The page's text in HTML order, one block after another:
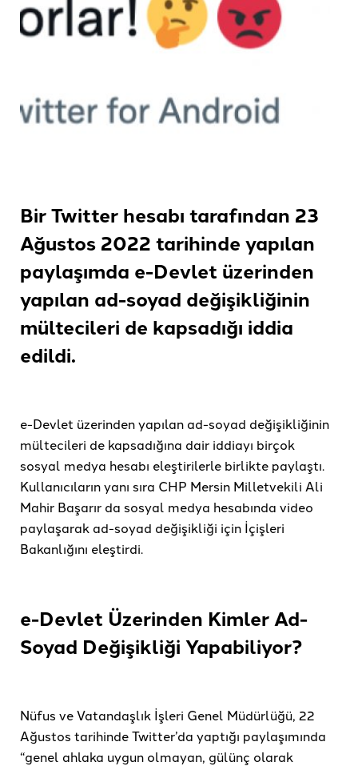
Bir Twitter hesabı tarafından 23
Ağustos 2022 tarihinde yapılan
paylaşımda e-Devlet üzerinden
yapılan ad-soyad değişikliğinin
mültecileri de kapsadığı iddia
edildi.
e-Devlet üzerinden yapılan ad-soyad değişikliğinin
mültecileri de kapsadığına dair iddiayı birçok
sosyal medya hesabı eleştirilerle birlikte paylaştı.
Kullanıcıların yanı sıra CHP Mersin Milletvekili Ali
Mahir Başarır da sosyal medya hesabında video
paylaşarak ad-soyad değişikliği için İçişleri
Bakanlığını eleştirdi.
e-Devlet Üzerinden Kimler Ad-
Soyad Değişikliği Yapabiliyor?
Nüfus ve Vatandaşlık İşleri Genel Müdürlüğü, 22
Ağustos tarihinde Twitter’da yaptığı paylaşımında
“genel ahlaka uygun olmayan, gülünç olarak